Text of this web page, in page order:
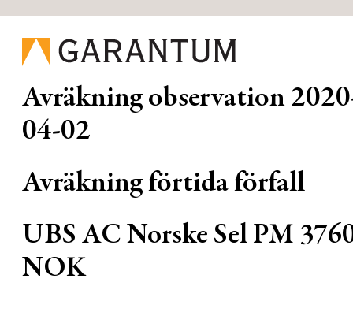
Avräkning observation
04-02
Avräkning förtida förfall
UBS AC Norske Sel PM
NOK